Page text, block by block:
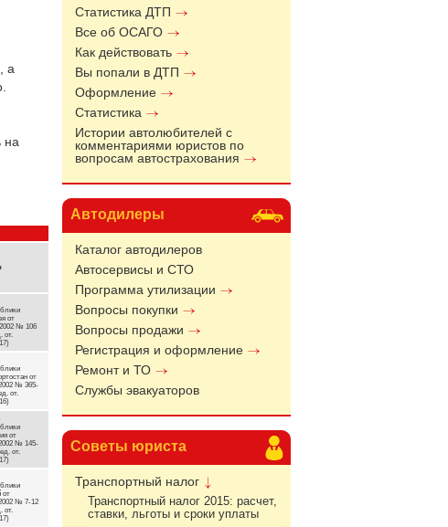
Статистика ДТП
Все об ОСАГО
Как действовать
Вы попали в ДТП
Оформление
Статистика
Истории автолюбителей с
комментариями юристов по
вопросам автострахования
Автодилеры
Каталог автодилеров
Автосервисы и СТО
Программа утилизации
Вопросы покупки
Вопросы продажи
Регистрация и оформление
Ремонт и ТО
Службы эвакуаторов
Советы юриста
Транспортный налог
Транспортный налог 2015: расчет,
ставки, льготы и сроки уплаты
а
на
от
№ 106
от.
от
№ 365-
от.
от
№ 145-
от.
от
№ 7-12
от.